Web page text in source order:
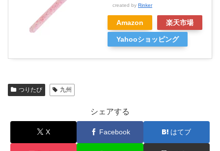
created by Rinker
Amazon 楽天市場
Yahooショッピング
つりたび 九州
シェアする
X Facebook はてブ